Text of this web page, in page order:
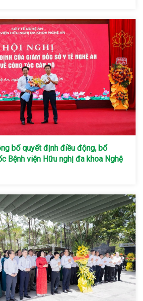
bố quyết định điều động, bổ
Bệnh viện Hữu nghị đa khoa Nghệ